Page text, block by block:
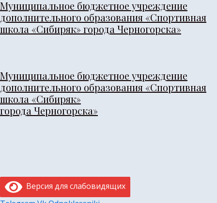
Перейти
к
содержимому
Муниципальное бюджетное учреждение
дополнительного образования «Спортивная
школа «Сибиряк» города Черногорска»
Муниципальное бюджетное учреждение
дополнительного образования «Спортивная
школа «Сибиряк»
города Черногорска»
Версия для слабовидящих